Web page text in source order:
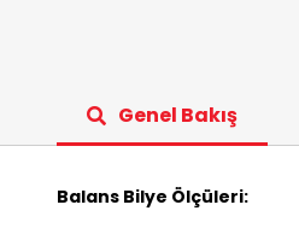
Genel Bakış
Balans Bilye Ölçüleri: